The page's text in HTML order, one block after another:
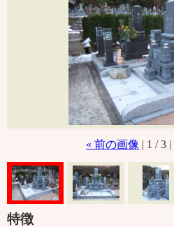
« 前の画像 | 1 / 3 |
特徴